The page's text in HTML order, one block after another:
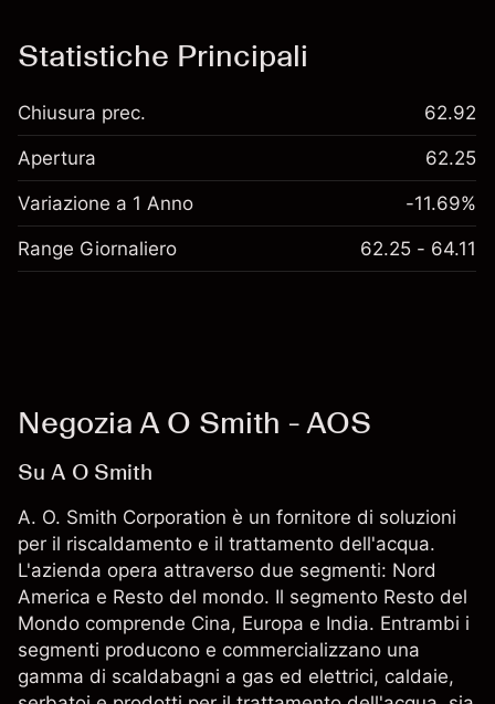
Statistiche Principali
Chiusura prec. 62.92
Apertura 62.25
Variazione a 1 Anno -11.69%
Range Giornaliero 62.25 - 64.11
Negozia A O Smith - AOS
Su A O Smith
A. O. Smith Corporation è un fornitore di soluzioni
per il riscaldamento e il trattamento dell'acqua.
L'azienda opera attraverso due segmenti: Nord
America e Resto del mondo. Il segmento Resto del
Mondo comprende Cina, Europa e India. Entrambi i
segmenti producono e commercializzano una
gamma di scaldabagni a gas ed elettrici, caldaie,